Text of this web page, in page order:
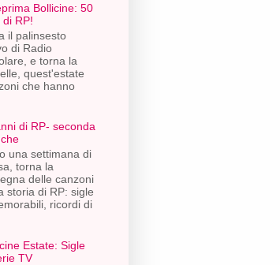
Bollicine: 50
di RP!
il palinsesto
di Radio
e torna la
quest'estate
che hanno
di RP- seconda
una settimana di
torna la
delle canzoni
storia di RP: sigle
ricordi di
Estate: Sigle
TV